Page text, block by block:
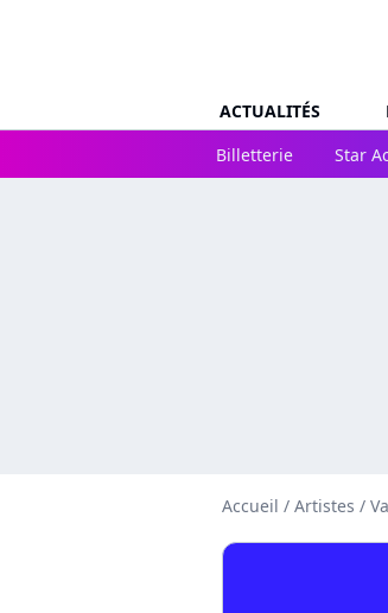
ACTUALITÉS
Billetterie
Star
Accueil / Artistes /